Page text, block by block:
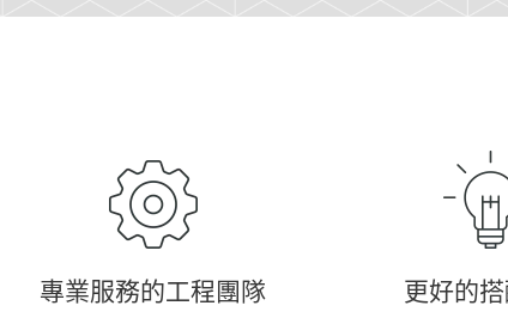
專業服務的工程團隊 更好的